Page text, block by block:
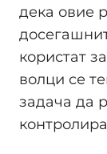
дека овие
користат
волци се
задача да